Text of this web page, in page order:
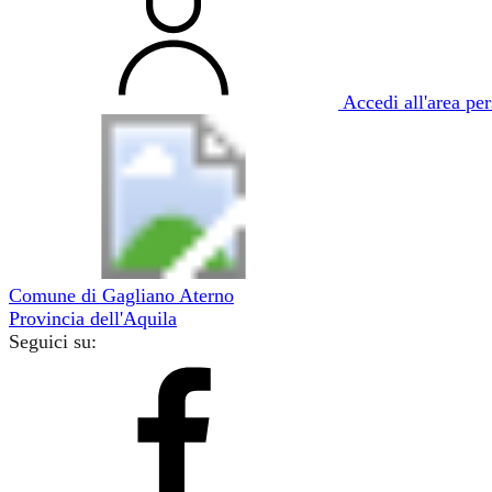
Accedi all'area
Comune di Gagliano Aterno
Provincia dell'Aquila
Seguici su: